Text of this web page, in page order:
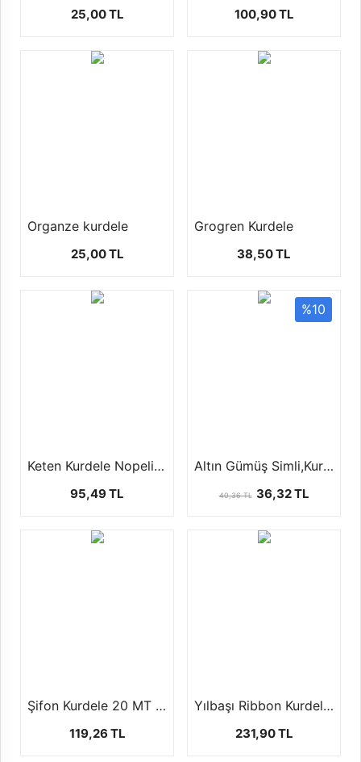
25,00 TL 100,90 TL
Organze kurdele
25,00 TL
Grogren Kurdele
38,50 TL
Keten Kurdele Nopeli (2.5cm-20 mt)
95,49 TL
%10
Altın Gümüş Simli,Kurdele (25 yards/22.5 mt)
40,36 TL 36,32 TL
Şifon Kurdele 20 MT 2 Farklı Boyutta
119,26 TL
Yılbaşı Ribbon Kurdele ( +-10 - 2,5cm )
231,90 TL